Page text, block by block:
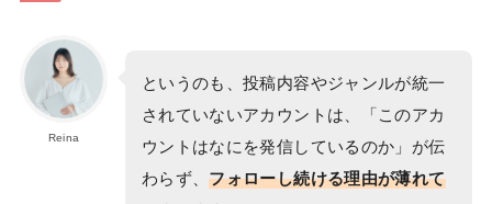
Reina
というのも、投稿内容やジャンルが統一
されていないアカウントは、「このアカ
ウントはなにを発信しているのか」が伝
わらず、フォローし続ける理由が薄れて